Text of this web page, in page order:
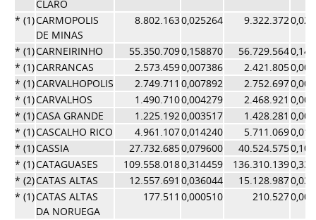
CLARO
* (1)CARMOPOLIS
DE MINAS
8.802.1630,025264 9.322.372
* (1)CARNEIRINHO 55.350.7090,158870 56.729.564
* (1)CARRANCAS 2.573.4590,007386 2.421.805
* (1)CARVALHOPOLIS 2.749.711 0,007892 2.752.697
* (1)CARVALHOS 1.490.7100,004279 2.468.921
* (1)CASA GRANDE 1.225.1920,003517 1.428.281
* (1)CASCALHO RICO 4.961.1070,014240 5.711.069
* (1)CASSIA 27.732.6850,079600 40.524.575
* (1)CATAGUASES 109.558.0180,314459 136.310.139
* (2)CATAS ALTAS 12.557.691 0,036044 15.128.987
* (1)CATAS ALTAS
DA NORUEGA
177.511 0,000510 210.527